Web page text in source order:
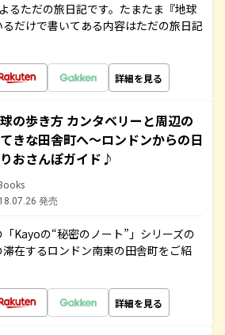
るただの旅日記です。たまたま『地球
だけで書いてある内容はただの旅日記
詳細を見る
の歩き方 カンタベリーと周辺の
きな田舎町へ～ロンドンからの日
おさんぽガイド♪
発売
Kayoの“秘密のノート”」シリーズの
在するロンドン南東の田舎町をご紹
詳細を見る